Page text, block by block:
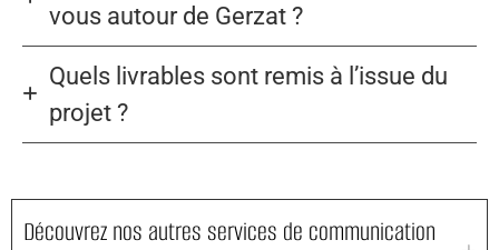
vous autour de Gerzat ?
Quels livrables sont remis à l’issue du
projet ?
Découvrez nos autres services de communication